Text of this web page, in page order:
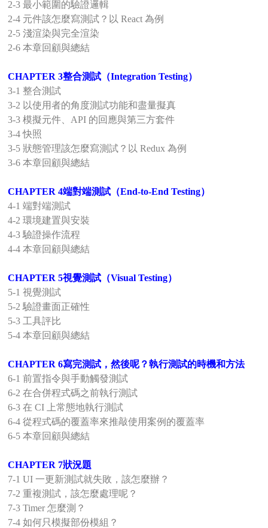
2-3 最小範圍的驗證邏輯
2-4 元件該怎麼寫測試？以 React 為例
2-5 淺渲染與完全渲染
2-6 本章回顧與總結
CHAPTER 3整合測試（Integration Testing）
3-1 整合測試
3-2 以使用者的角度測試功能和盡量擬真
3-3 模擬元件、API 的回應與第三方套件
3-4 快照
3-5 狀態管理該怎麼寫測試？以 Redux 為例
3-6 本章回顧與總結
CHAPTER 4端對端測試（End-to-End Testing）
4-1 端對端測試
4-2 環境建置與安裝
4-3 驗證操作流程
4-4 本章回顧與總結
CHAPTER 5視覺測試（Visual Testing）
5-1 視覺測試
5-2 驗證畫面正確性
5-3 工具評比
5-4 本章回顧與總結
CHAPTER 6寫完測試，然後呢？執行測試的時機和方法
6-1 前置指令與手動觸發測試
6-2 在合併程式碼之前執行測試
6-3 在 CI 上常態地執行測試
6-4 從程式碼的覆蓋率來推敲使用案例的覆蓋率
6-5 本章回顧與總結
CHAPTER 7狀況題
7-1 UI 一更新測試就失敗，該怎麼辦？
7-2 重複測試，該怎麼處理呢？
7-3 Timer 怎麼測？
7-4 如何只模擬部份模組？